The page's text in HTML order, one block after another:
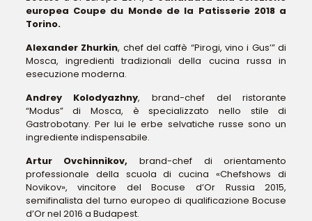
europea Coupe du Monde de la Patisserie 2018 a
Torino.
Alexander Zhurkin, chef del caffè “Pirogi, vino i Gus’” di
Mosca, ingredienti tradizionali della cucina russa in
esecuzione moderna.
Andrey Kolodyazhny, brand-chef del ristorante
“Modus” di Mosca, è specializzato nello stile di
Gastrobotany. Per lui le erbe selvatiche russe sono un
ingrediente indispensabile.
Artur Ovchinnikov, brand-chef di orientamento
professionale della scuola di cucina «Chefshows di
Novikov», vincitore del Bocuse d’Or Russia 2015,
semifinalista del turno europeo di qualificazione Bocuse
d’Or nel 2016 a Budapest.